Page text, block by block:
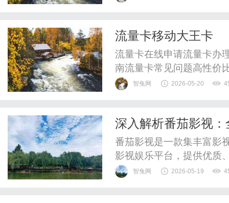
中的佼佼者，凭借其卓越
流量卡移动大王卡
流量卡在线申请流量卡办
南流量卡常见问题高性价
秘"19元无限流量"真相·
实为话费补贴叠加效果，
智兔网 2026-05-20
深入解析番茄影视
番茄影视是一款集丰富影
影视娱乐平台，提供优质
智兔网 2026-05-19